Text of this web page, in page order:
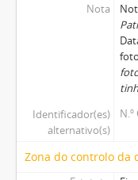
Nota
Identificador(es)
alternativo(s)
Zona do controlo da